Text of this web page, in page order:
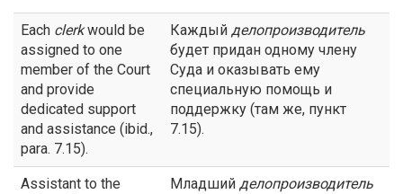
Each clerkwould be
assigned to one
member of the Court
and provide
dedicated support
and assistance (ibid.,
para. 7.15).
Каждый делопроизводитель
будет придан одному члену
Суда и оказывать ему
специальную помощь и
поддержку (там же, пункт
7.15).
Assistant to the
Младший делопроизводитель